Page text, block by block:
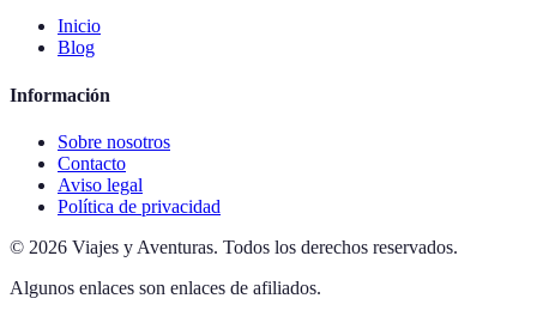
Inicio
Blog
Información
Sobre nosotros
Contacto
Aviso legal
Política de privacidad
© 2026 Viajes y Aventuras. Todos los derechos reservados.
Algunos enlaces son enlaces de afiliados.